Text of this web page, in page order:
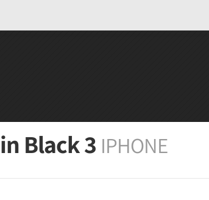
Black 3 IPHONE